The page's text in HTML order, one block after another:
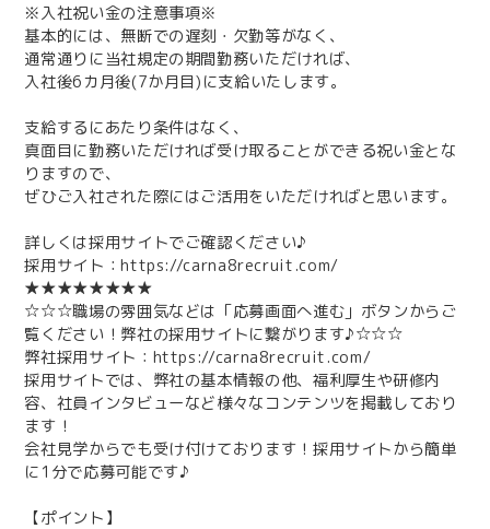
※入社祝い金の注意事項※
基本的には、無断での遅刻・欠勤等がなく、
通常通りに当社規定の期間勤務いただければ、
入社後6カ月後(7か月目)に支給いたします。
支給するにあたり条件はなく、
真面目に勤務いただければ受け取ることができる祝い金とな
りますので、
ぜひご入社された際にはご活用をいただければと思います。
詳しくは採用サイトでご確認ください♪
採用サイト：https://carna8recruit.com/
★★★★★★★★
☆☆☆職場の雰囲気などは「応募画面へ進む」ボタンからご
覧ください！弊社の採用サイトに繋がります♪☆☆☆
弊社採用サイト：https://carna8recruit.com/
採用サイトでは、弊社の基本情報の他、福利厚生や研修内
容、社員インタビューなど様々なコンテンツを掲載しており
ます！
会社見学からでも受け付けております！採用サイトから簡単
に1分で応募可能です♪
【ポイント】